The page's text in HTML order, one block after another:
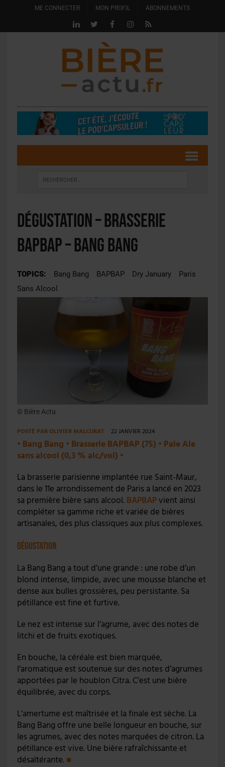
ME CONNECTER MON PROFIL ABONNEMENTS
Dégustation – Brasserie
BAPBAP – Bang Bang
TOPICS: Bang Bang BAPBAP Dry January
Paris
Sans Alcool
© Bière Actu
POSTÉ PAROLIVIER MALCURAT 22 JANVIER 2024
• Bang Bang • Brasserie BAPBAP (75) • Pale Ale
sans alcool (0,3 % alc/vol) •
La brasserie parisienne implantée rue Saint-Maur,
dans le 11e arrondissement de Paris a lancé en 2023
sa première bière sans alcool. BAPBAPvient ainsi
compléter sa gamme riche et variée de bières
artisanales, des plus classiques aux plus complexes.
Dégustation
La Bang Bang a tout d’une grande : une robe d’un
blond intense, limpide, avec une mousse blanche et
dense aux bulles grossières, peu persistante. Sa
pétillance est fine et furtive.
Le nez est intense sur l’agrume, avec des notes de
litchi et de fruits exotiques.
En bouche, la céréale est bien marquée,
l’aromatique est soutenue sur des notes d’agrumes
apportées par le houblon Citra. C’est une bière
équilibrée, avec du corps.
L’amertume est maîtrisée et la finale est sèche. La
Bang Bang offre une belle longueur en bouche, sur
les agrumes, avec des notes marquées de citron. La
pétillance est vive. Une bière rafraîchissante et
désaltérante. ■